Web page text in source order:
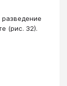
(рис. 32).